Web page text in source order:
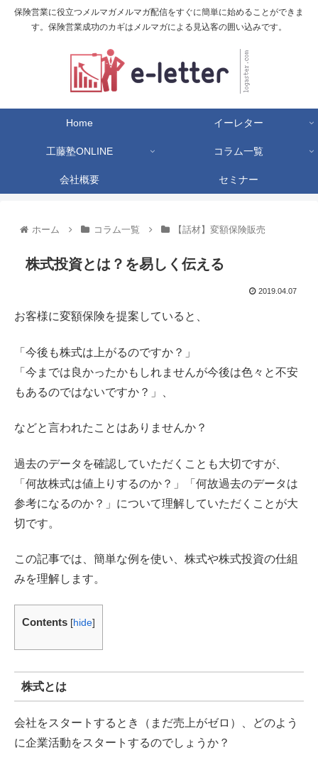
保険営業に役立つメルマガメルマガ配信をすぐに簡単に始めることができま
す。保険営業成功のカギはメルマガによる見込客の囲い込みです。
Home イーレター
工藤塾ONLINE コラム一覧
会社概要 セミナー
ホーム コラム一覧 【話材】変額保険販売
株式投資とは？を易しく伝える
2019.04.07
お客様に変額保険を提案していると、
「今後も株式は上がるのですか？」
「今までは良かったかもしれませんが今後は色々と不安
もあるのではないですか？」、
などと言われたことはありませんか？
過去のデータを確認していただくことも大切ですが、
「何故株式は値上りするのか？」「何故過去のデータは
参考になるのか？」について理解していただくことが大
切です。
この記事では、簡単な例を使い、株式や株式投資の仕組
みを理解します。
Contents [hide]
株式とは
会社をスタートするとき（まだ売上がゼロ）、どのよう
に企業活動をスタートするのでしょうか？